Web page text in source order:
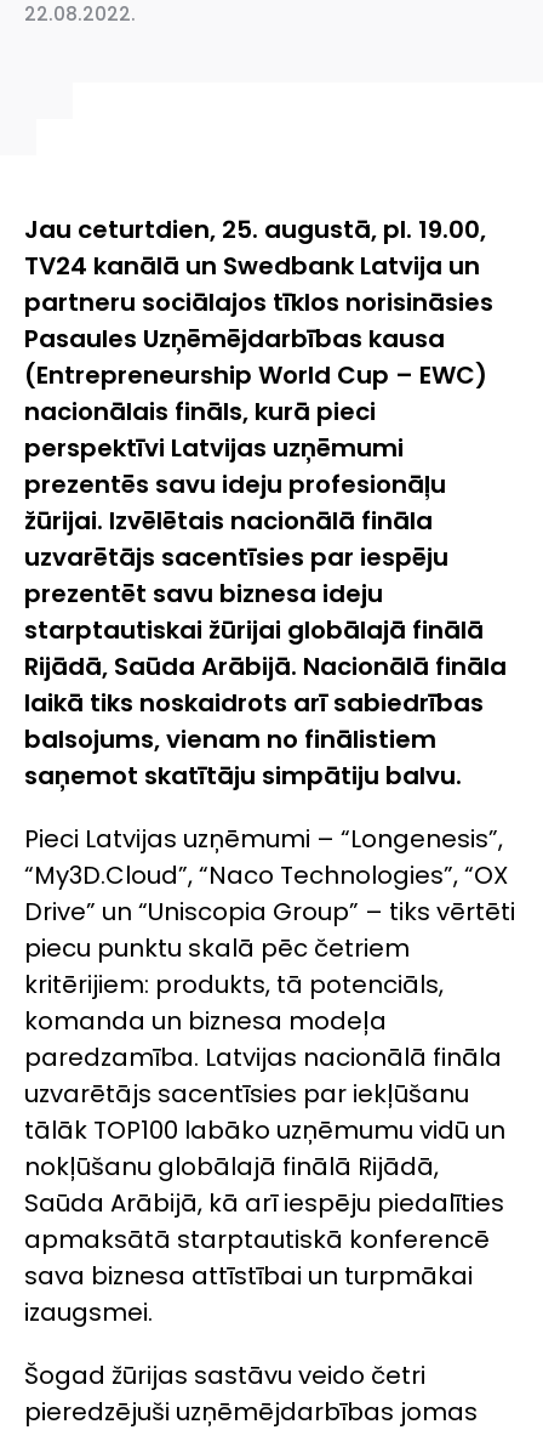
22.08.2022.
Jau ceturtdien, 25. augustā, pl. 19.00,
TV24 kanālā un Swedbank Latvija un
partneru sociālajos tīklos norisināsies
Pasaules Uzņēmējdarbības kausa
(Entrepreneurship World Cup – EWC)
nacionālais fināls, kurā pieci
perspektīvi Latvijas uzņēmumi
prezentēs savu ideju profesionāļu
žūrijai. Izvēlētais nacionālā fināla
uzvarētājs sacentīsies par iespēju
prezentēt savu biznesa ideju
starptautiskai žūrijai globālajā finālā
Rijādā, Saūda Arābijā. Nacionālā fināla
laikā tiks noskaidrots arī sabiedrības
balsojums, vienam no finālistiem
saņemot skatītāju simpātiju balvu.
Pieci Latvijas uzņēmumi – “Longenesis”,
“My3D.Cloud”, “Naco Technologies”, “OX
Drive” un “Uniscopia Group” – tiks vērtēti
piecu punktu skalā pēc četriem
kritērijiem: produkts, tā potenciāls,
komanda un biznesa modeļa
paredzamība. Latvijas nacionālā fināla
uzvarētājs sacentīsies par iekļūšanu
tālāk TOP100 labāko uzņēmumu vidū un
nokļūšanu globālajā finālā Rijādā,
Saūda Arābijā, kā arī iespēju piedalīties
apmaksātā starptautiskā konferencē
sava biznesa attīstībai un turpmākai
izaugsmei.
Šogad žūrijas sastāvu veido četri
pieredzējuši uzņēmējdarbības jomas